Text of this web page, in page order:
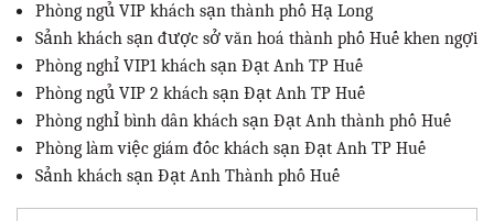
Phòng ngủ VIP khách sạn thành phố Hạ Long
Sảnh khách sạn được sở văn hoá thành phố Huế khen ngợi
Phòng nghỉ VIP1 khách sạn Đạt Anh TP Huế
Phòng ngủ VIP 2 khách sạn Đạt Anh TP Huế
Phòng nghỉ bình dân khách sạn Đạt Anh thành phố Huế
Phòng làm việc giám đốc khách sạn Đạt Anh TP Huế
Sảnh khách sạn Đạt Anh Thành phố Huế